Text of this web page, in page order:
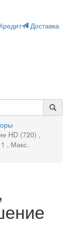
Кредит
Доставка
HD (720) ,
, Макс.